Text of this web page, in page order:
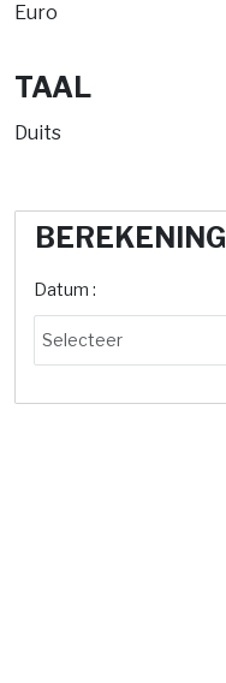
Euro
TAAL
Duits
BEREKENING
Datum :